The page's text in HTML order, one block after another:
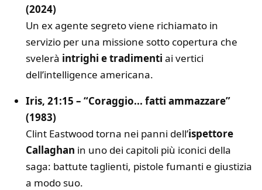
(2024)
Un ex agente segreto viene richiamato in
servizio per una missione sotto copertura che
svelerà intrighi e tradimenti ai vertici
dell’intelligence americana.
Iris, 21:15 – “Coraggio... fatti ammazzare”
(1983)
Clint Eastwood torna nei panni dell’ispettore
Callaghan in uno dei capitoli più iconici della
saga: battute taglienti, pistole fumanti e giustizia
a modo suo.